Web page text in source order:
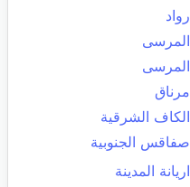
رواد
المرسى
المرسى
مرناق
الكاف الشرقية
صفاقس الجنوبية
اريانة المدينة